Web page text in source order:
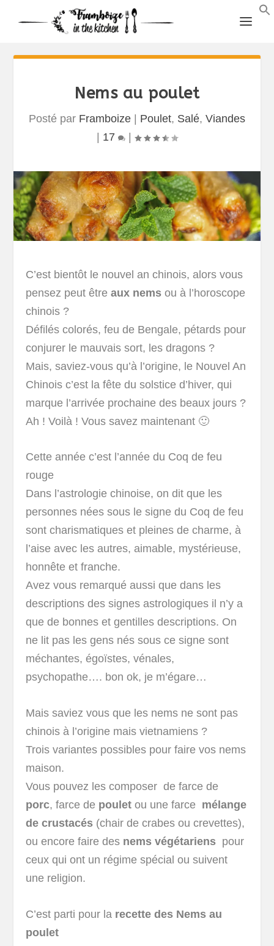
Nems au poulet
Posté par Framboize Poulet, Salé, Viandes
17
C’est bientôt le nouvel an chinois, alors vous
pensez peut êtreaux nems ou à l’horoscope
chinois ?
Défilés colorés, feu de Bengale, pétards pour
conjurer le mauvais sort, les dragons ?
Mais, saviez-vous qu’à l’origine, le Nouvel An
Chinois c’est la fête du solstice d’hiver, qui
marque l’arrivée prochaine des beaux jours ?
Ah ! Voilà ! Vous savez maintenant 🙂
Cette année c’est l’année du Coq de feu
rouge
Dans l’astrologie chinoise, on dit que les
personnes nées sous le signe du Coq de feu
sont charismatiques et pleines de charme, à
l’aise avec les autres, aimable, mystérieuse,
honnête et franche.
Avez vous remarqué aussi que dans les
descriptions des signes astrologiques il n’y a
que de bonnes et gentilles descriptions. On
ne lit pas les gens nés sous ce signe sont
méchantes, égoïstes, vénales,
psychopathe…. bon ok, je m’égare…
Mais saviez vous que les nems ne sont pas
chinois à l’origine mais vietnamiens ?
Trois variantes possibles pour faire vos nems
maison.
Vous pouvez les composer de farce de
porc, farce de poulet ou une farce mélange
de crustacés (chair de crabes ou crevettes),
ou encore faire des nems végétariens pour
ceux qui ont un régime spécial ou suivent
une religion.
C’est parti pour la recette des Nems au
poulet